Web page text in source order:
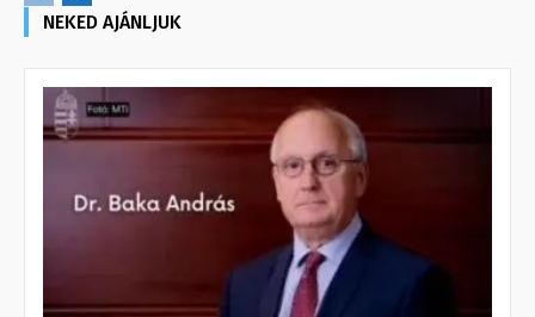
NEKED AJÁNLJUK